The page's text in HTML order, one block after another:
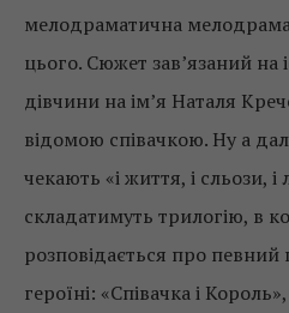
мелодраматична мелодрама
цього. Сюжет зав’язаний на
дівчини на ім’я Наталя
відомою співачкою. Ну а
чекають «і життя, і сльози,
складатимуть трилогію, в
розповідається про певний
героїні: «Співачка і